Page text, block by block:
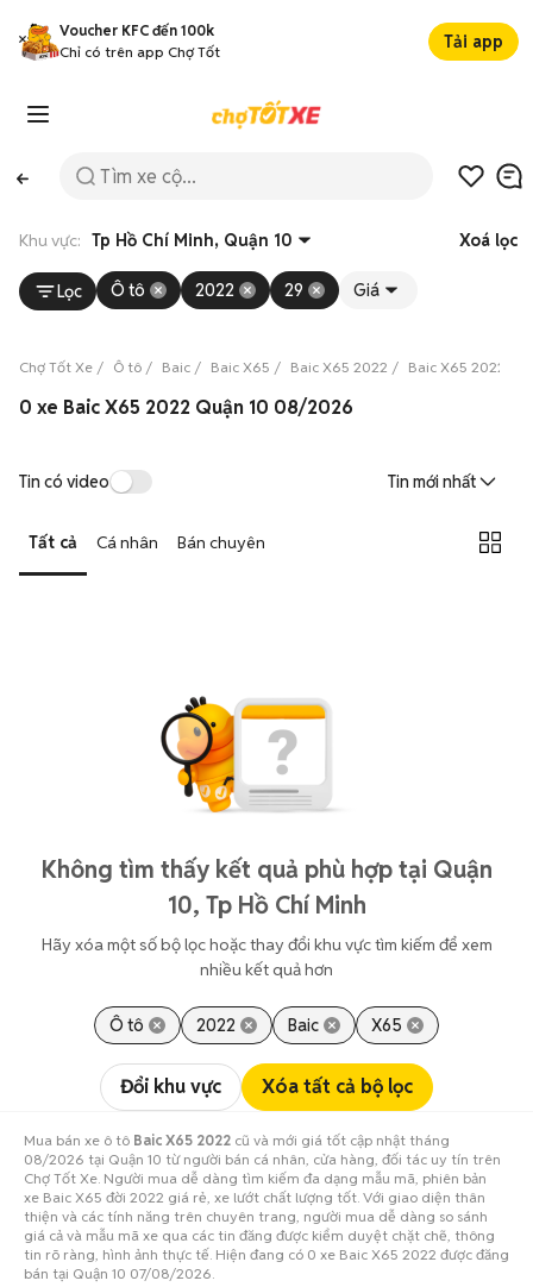
Voucher KFC đến 100k
Chỉ có trên app Chợ Tốt
Tải app
Khu vực: Tp Hồ Chí Minh, Quận 10 Xoá lọc
Lọc Ô tô 2022 29 Giá
Chợ Tốt Xe Ô tô Baic Baic X65 Baic X65 2022 Baic X65 2022 Tp
0 xe Baic X65 2022 Quận 10 08/2026
Tin có video Tin mới nhất
Tất cả Cá nhân Bán chuyên
Không tìm thấy kết quả phù hợp tại Quận
10, Tp Hồ Chí Minh
Hãy xóa một số bộ lọc hoặc thay đổi khu vực tìm kiếm để xem
nhiều kết quả hơn
Ô tô 2022 Baic X65
Đổi khu vực Xóa tất cả bộ lọc
Mua bán xe ô tô Baic X65 2022 cũ và mới giá tốt cập nhật tháng
08/2026 tại Quận 10 từ người bán cá nhân, cửa hàng, đối tác uy tín trên
Chợ Tốt Xe. Người mua dễ dàng tìm kiếm đa dạng mẫu mã, phiên bản
xe Baic X65 đời 2022 giá rẻ, xe lướt chất lượng tốt. Với giao diện thân
thiện và các tính năng trên chuyên trang, người mua dễ dàng so sánh
giá cả và mẫu mã xe qua các tin đăng được kiểm duyệt chặt chẽ, thông
tin rõ ràng, hình ảnh thực tế. Hiện đang có 0 xe Baic X65 2022 được đăng
bán tại Quận 10 07/08/2026.